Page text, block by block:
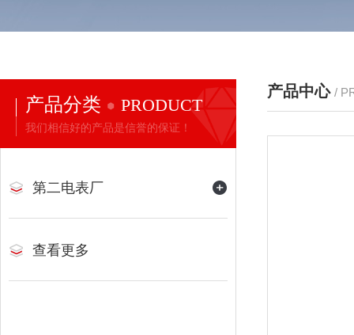
产品分类 PRODUCT
我们相信好的产品是信誉的保证！
第二电表厂
查看更多
产品中心 /